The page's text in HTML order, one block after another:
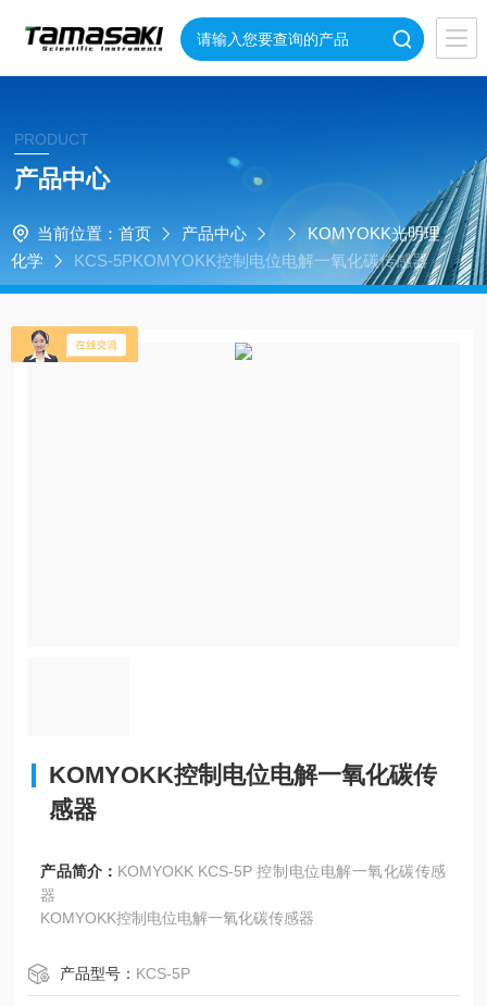
PRODUCT
产品中心
当前位置： 首页 产品中心
KOMYOKK光明理
化学
KCS-5PKOMYOKK控制电位电解一氧化碳传感器
KOMYOKK控制电位电解一氧化碳传
感器
产品简介： KOMYOKK KCS-5P 控制电位电解一氧化碳传感
器
KOMYOKK控制电位电解一氧化碳传感器
产品型号： KCS-5P